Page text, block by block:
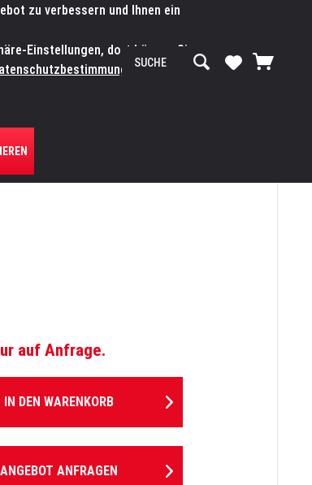
Service/Hilfe
auf Anfrage.
IN DEN WARENKORB
ANGEBOT ANFRAGEN
zu verbessern und Ihnen ein
Einstellungen, dort können Sie
Zum